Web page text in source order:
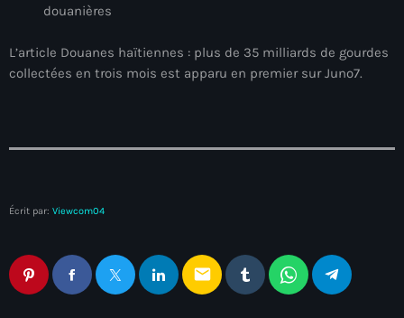
Catégories
#KPK
douanières
L’article Douanes haïtiennes : plus de 35 milliards de gourdes
collectées en trois mois est apparu en premier sur Juno7.
Écrit par: Viewcom04
email